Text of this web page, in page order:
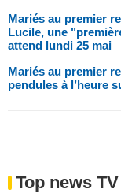
Mariés au premier
Lucile, une
attend lundi 25 mai
Mariés au premier
pendules à l’heure
Top news